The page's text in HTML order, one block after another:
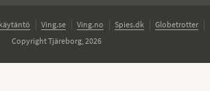
Ving.se Ving.no Spies.dk
Globetrotter
Copyright Tjäreborg, 2026